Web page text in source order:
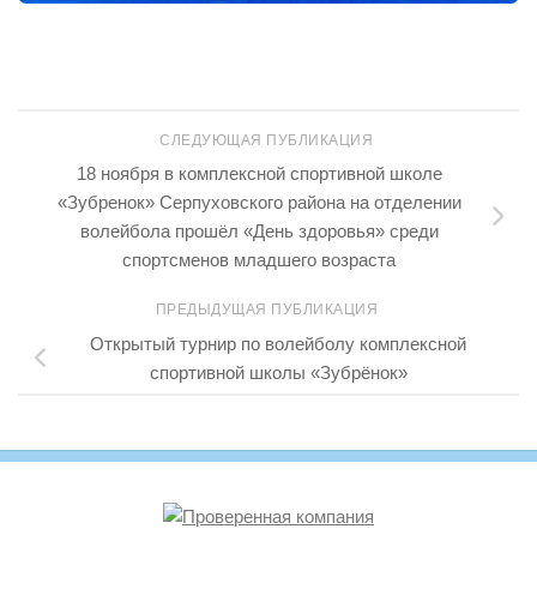
СЛЕДУЮЩАЯ ПУБЛИКАЦИЯ
18 ноября в комплексной спортивной школе
«Зубренок» Серпуховского района на отделении
волейбола прошёл «День здоровья» среди
спортсменов младшего возраста
ПРЕДЫДУЩАЯ ПУБЛИКАЦИЯ
Открытый турнир по волейболу комплексной
спортивной школы «Зубрёнок»